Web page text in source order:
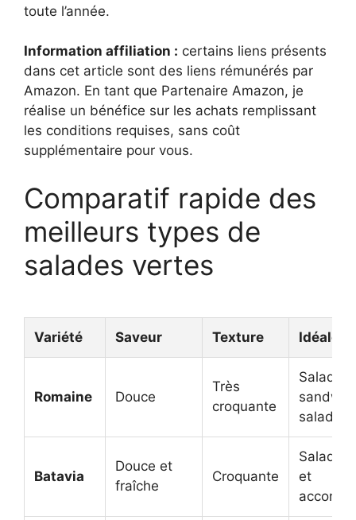
toute l’année.
Information affiliation : certains liens présents
dans cet article sont des liens rémunérés par
Amazon. En tant que Partenaire Amazon, je
réalise un bénéfice sur les achats remplissant
les conditions requises, sans coût
supplémentaire pour vous.
Comparatif rapide des
meilleurs types de
salades vertes
Variété Saveur Texture Idéale
Romaine Douce
Très
croquante
Salade
salades
Batavia
Douce et
fraîche
Croquante
Salades
et